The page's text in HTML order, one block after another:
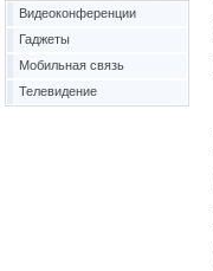
Видеоконференции
Гаджеты
Мобильная связь
Телевидение